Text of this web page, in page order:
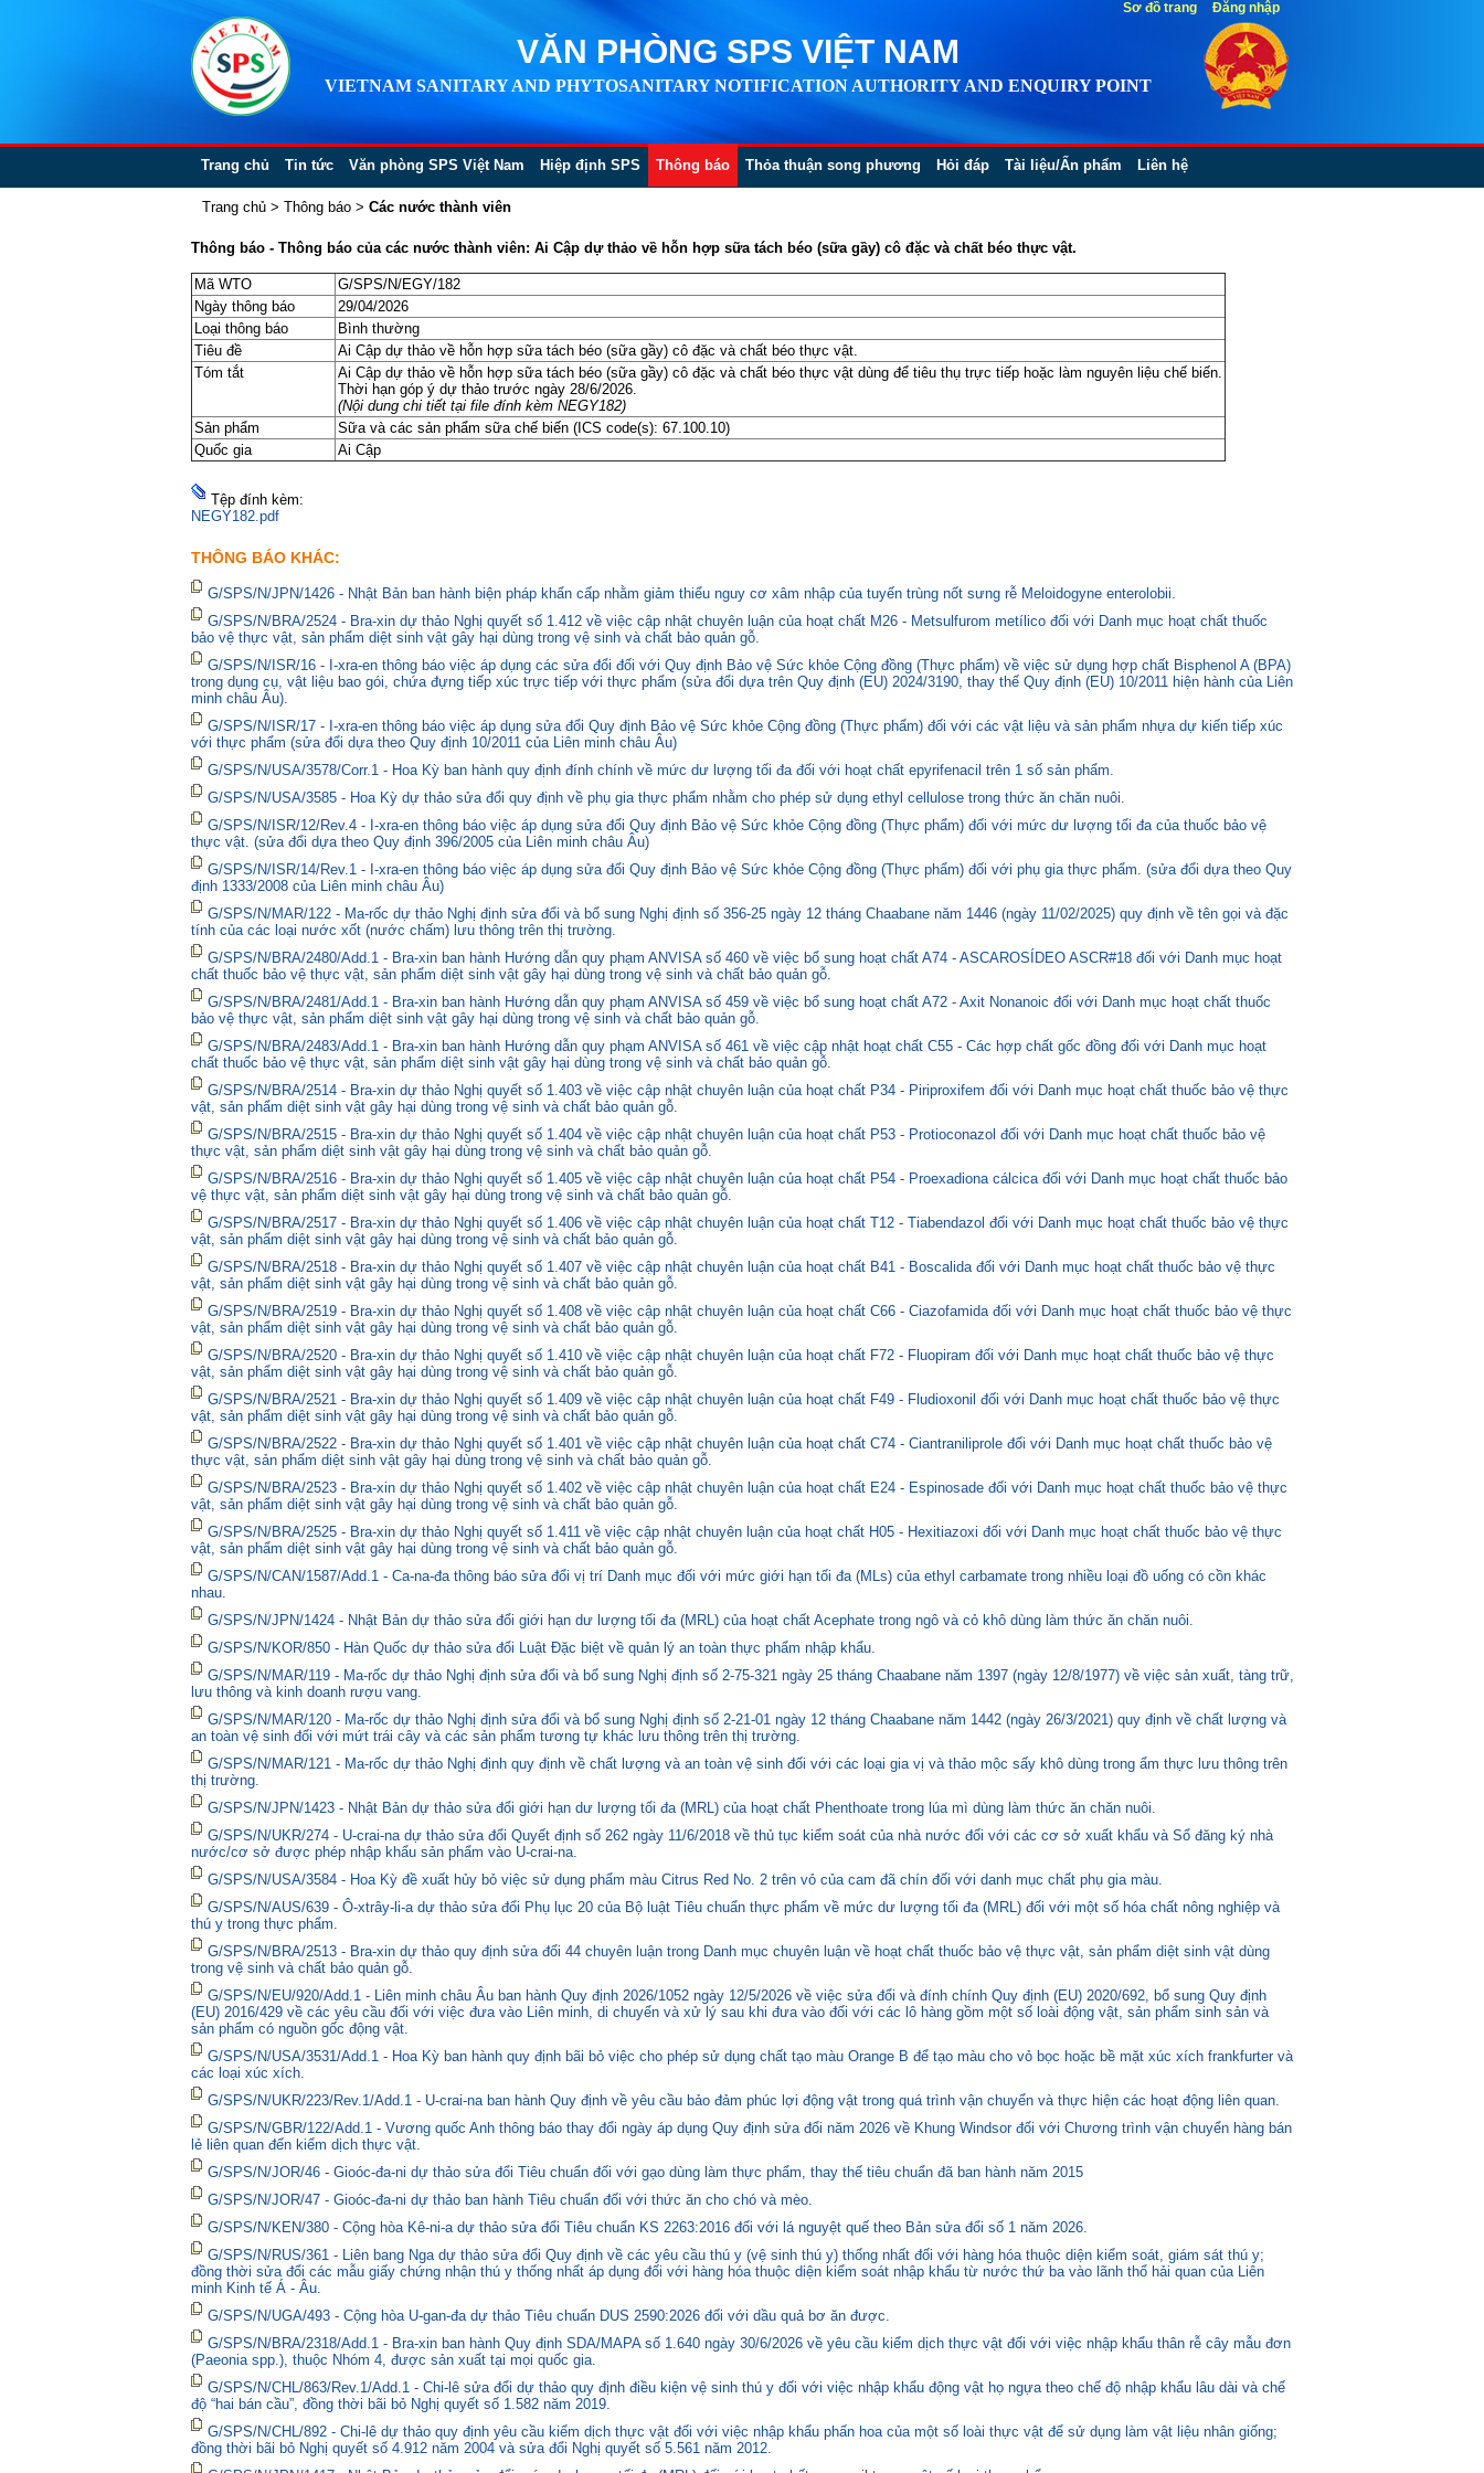
VĂN PHÒNG SPS VIỆT NAM
VIETNAM SANITARY AND PHYTOSANITARY NOTIFICATION AUTHORITY AND ENQUIRY POINT
Trang chủ Tin tức Văn phòng SPS Việt Nam Hiệp định SPS Thông báo Thỏa thuận song phương Hỏi đáp Tài liệu/Ấn phẩm Liên hệ
Trang chủ> Thông báo> Các nước thành viên
Thông báo - Thông báo của các nước thành viên: Ai Cập dự thảo về hỗn hợp sữa tách béo (sữa gầy) cô đặc và chất béo thực vật.
Mã WTO
G/SPS/N/EGY/182
Ngày thông báo
29/04/2026
Loại thông báo
Bình thường
Tiêu đề
Ai Cập dự thảo về hỗn hợp sữa tách béo (sữa gầy) cô đặc và chất béo thực vật.
Tóm tắt
Ai Cập dự thảo về hỗn hợp sữa tách béo (sữa gầy) cô đặc và chất béo thực vật dùng để tiêu thụ trực tiếp hoặc làm nguyên liệu chế biến.
Thời hạn góp ý dự thảo trước ngày 28/6/2026.
(Nội dung chi tiết tại file đính kèm NEGY182)
Sản phẩm
Sữa và các sản phẩm sữa chế biến (ICS code(s): 67.100.10)
Quốc gia
Ai Cập
Tệp đính kèm:
NEGY182.pdf
THÔNG BÁO KHÁC:
G/SPS/N/JPN/1426 - Nhật Bản ban hành biện pháp khẩn cấp nhằm giảm thiểu nguy cơ xâm nhập của tuyến trùng nốt sưng rễ Meloidogyne enterolobii.
G/SPS/N/BRA/2524 - Bra-xin dự thảo Nghị quyết số 1.412 về việc cập nhật chuyên luận của hoạt chất M26 - Metsulfurom metílico đối với Danh mục hoạt chất thuốc
bảo vệ thực vật, sản phẩm diệt sinh vật gây hại dùng trong vệ sinh và chất bảo quản gỗ.
G/SPS/N/ISR/16 - I-xra-en thông báo việc áp dụng các sửa đổi đối với Quy định Bảo vệ Sức khỏe Cộng đồng (Thực phẩm) về việc sử dụng hợp chất Bisphenol A (BPA)
trong dụng cụ, vật liệu bao gói, chứa đựng tiếp xúc trực tiếp với thực phẩm (sửa đổi dựa trên Quy định (EU) 2024/3190, thay thế Quy định (EU) 10/2011 hiện hành của Liên
minh châu Âu).
G/SPS/N/ISR/17 - I-xra-en thông báo việc áp dụng sửa đổi Quy định Bảo vệ Sức khỏe Cộng đồng (Thực phẩm) đối với các vật liệu và sản phẩm nhựa dự kiến tiếp xúc
với thực phẩm (sửa đổi dựa theo Quy định 10/2011 của Liên minh châu Âu)
G/SPS/N/USA/3578/Corr.1 - Hoa Kỳ ban hành quy định đính chính về mức dư lượng tối đa đối với hoạt chất epyrifenacil trên 1 số sản phẩm.
G/SPS/N/USA/3585 - Hoa Kỳ dự thảo sửa đổi quy định về phụ gia thực phẩm nhằm cho phép sử dụng ethyl cellulose trong thức ăn chăn nuôi.
G/SPS/N/ISR/12/Rev.4 - I-xra-en thông báo việc áp dụng sửa đổi Quy định Bảo vệ Sức khỏe Cộng đồng (Thực phẩm) đối với mức dư lượng tối đa của thuốc bảo vệ
thực vật. (sửa đổi dựa theo Quy định 396/2005 của Liên minh châu Âu)
G/SPS/N/ISR/14/Rev.1 - I-xra-en thông báo việc áp dụng sửa đổi Quy định Bảo vệ Sức khỏe Cộng đồng (Thực phẩm) đối với phụ gia thực phẩm. (sửa đổi dựa theo Quy
định 1333/2008 của Liên minh châu Âu)
G/SPS/N/MAR/122 - Ma-rốc dự thảo Nghị định sửa đổi và bổ sung Nghị định số 356-25 ngày 12 tháng Chaabane năm 1446 (ngày 11/02/2025) quy định về tên gọi và đặc
tính của các loại nước xốt (nước chấm) lưu thông trên thị trường.
G/SPS/N/BRA/2480/Add.1 - Bra-xin ban hành Hướng dẫn quy phạm ANVISA số 460 về việc bổ sung hoạt chất A74 - ASCAROSÍDEO ASCR#18 đối với Danh mục hoạt
chất thuốc bảo vệ thực vật, sản phẩm diệt sinh vật gây hại dùng trong vệ sinh và chất bảo quản gỗ.
G/SPS/N/BRA/2481/Add.1 - Bra-xin ban hành Hướng dẫn quy phạm ANVISA số 459 về việc bổ sung hoạt chất A72 - Axit Nonanoic đối với Danh mục hoạt chất thuốc
bảo vệ thực vật, sản phẩm diệt sinh vật gây hại dùng trong vệ sinh và chất bảo quản gỗ.
G/SPS/N/BRA/2483/Add.1 - Bra-xin ban hành Hướng dẫn quy phạm ANVISA số 461 về việc cập nhật hoạt chất C55 - Các hợp chất gốc đồng đối với Danh mục hoạt
chất thuốc bảo vệ thực vật, sản phẩm diệt sinh vật gây hại dùng trong vệ sinh và chất bảo quản gỗ.
G/SPS/N/BRA/2514 - Bra-xin dự thảo Nghị quyết số 1.403 về việc cập nhật chuyên luận của hoạt chất P34 - Piriproxifem đối với Danh mục hoạt chất thuốc bảo vệ thực
vật, sản phẩm diệt sinh vật gây hại dùng trong vệ sinh và chất bảo quản gỗ.
G/SPS/N/BRA/2515 - Bra-xin dự thảo Nghị quyết số 1.404 về việc cập nhật chuyên luận của hoạt chất P53 - Protioconazol đối với Danh mục hoạt chất thuốc bảo vệ
thực vật, sản phẩm diệt sinh vật gây hại dùng trong vệ sinh và chất bảo quản gỗ.
G/SPS/N/BRA/2516 - Bra-xin dự thảo Nghị quyết số 1.405 về việc cập nhật chuyên luận của hoạt chất P54 - Proexadiona cálcica đối với Danh mục hoạt chất thuốc bảo
vệ thực vật, sản phẩm diệt sinh vật gây hại dùng trong vệ sinh và chất bảo quản gỗ.
G/SPS/N/BRA/2517 - Bra-xin dự thảo Nghị quyết số 1.406 về việc cập nhật chuyên luận của hoạt chất T12 - Tiabendazol đối với Danh mục hoạt chất thuốc bảo vệ thực
vật, sản phẩm diệt sinh vật gây hại dùng trong vệ sinh và chất bảo quản gỗ.
G/SPS/N/BRA/2518 - Bra-xin dự thảo Nghị quyết số 1.407 về việc cập nhật chuyên luận của hoạt chất B41 - Boscalida đối với Danh mục hoạt chất thuốc bảo vệ thực
vật, sản phẩm diệt sinh vật gây hại dùng trong vệ sinh và chất bảo quản gỗ.
G/SPS/N/BRA/2519 - Bra-xin dự thảo Nghị quyết số 1.408 về việc cập nhật chuyên luận của hoạt chất C66 - Ciazofamida đối với Danh mục hoạt chất thuốc bảo vệ thực
vật, sản phẩm diệt sinh vật gây hại dùng trong vệ sinh và chất bảo quản gỗ.
G/SPS/N/BRA/2520 - Bra-xin dự thảo Nghị quyết số 1.410 về việc cập nhật chuyên luận của hoạt chất F72 - Fluopiram đối với Danh mục hoạt chất thuốc bảo vệ thực
vật, sản phẩm diệt sinh vật gây hại dùng trong vệ sinh và chất bảo quản gỗ.
G/SPS/N/BRA/2521 - Bra-xin dự thảo Nghị quyết số 1.409 về việc cập nhật chuyên luận của hoạt chất F49 - Fludioxonil đối với Danh mục hoạt chất thuốc bảo vệ thực
vật, sản phẩm diệt sinh vật gây hại dùng trong vệ sinh và chất bảo quản gỗ.
G/SPS/N/BRA/2522 - Bra-xin dự thảo Nghị quyết số 1.401 về việc cập nhật chuyên luận của hoạt chất C74 - Ciantraniliprole đối với Danh mục hoạt chất thuốc bảo vệ
thực vật, sản phẩm diệt sinh vật gây hại dùng trong vệ sinh và chất bảo quản gỗ.
G/SPS/N/BRA/2523 - Bra-xin dự thảo Nghị quyết số 1.402 về việc cập nhật chuyên luận của hoạt chất E24 - Espinosade đối với Danh mục hoạt chất thuốc bảo vệ thực
vật, sản phẩm diệt sinh vật gây hại dùng trong vệ sinh và chất bảo quản gỗ.
G/SPS/N/BRA/2525 - Bra-xin dự thảo Nghị quyết số 1.411 về việc cập nhật chuyên luận của hoạt chất H05 - Hexitiazoxi đối với Danh mục hoạt chất thuốc bảo vệ thực
vật, sản phẩm diệt sinh vật gây hại dùng trong vệ sinh và chất bảo quản gỗ.
G/SPS/N/CAN/1587/Add.1 - Ca-na-đa thông báo sửa đổi vị trí Danh mục đối với mức giới hạn tối đa (MLs) của ethyl carbamate trong nhiều loại đồ uống có cồn khác
nhau.
G/SPS/N/JPN/1424 - Nhật Bản dự thảo sửa đổi giới hạn dư lượng tối đa (MRL) của hoạt chất Acephate trong ngô và cỏ khô dùng làm thức ăn chăn nuôi.
G/SPS/N/KOR/850 - Hàn Quốc dự thảo sửa đổi Luật Đặc biệt về quản lý an toàn thực phẩm nhập khẩu.
G/SPS/N/MAR/119 - Ma-rốc dự thảo Nghị định sửa đổi và bổ sung Nghị định số 2-75-321 ngày 25 tháng Chaabane năm 1397 (ngày 12/8/1977) về việc sản xuất, tàng trữ,
lưu thông và kinh doanh rượu vang.
G/SPS/N/MAR/120 - Ma-rốc dự thảo Nghị định sửa đổi và bổ sung Nghị định số 2-21-01 ngày 12 tháng Chaabane năm 1442 (ngày 26/3/2021) quy định về chất lượng và
an toàn vệ sinh đối với mứt trái cây và các sản phẩm tương tự khác lưu thông trên thị trường.
G/SPS/N/MAR/121 - Ma-rốc dự thảo Nghị định quy định về chất lượng và an toàn vệ sinh đối với các loại gia vị và thảo mộc sấy khô dùng trong ẩm thực lưu thông trên
thị trường.
G/SPS/N/JPN/1423 - Nhật Bản dự thảo sửa đổi giới hạn dư lượng tối đa (MRL) của hoạt chất Phenthoate trong lúa mì dùng làm thức ăn chăn nuôi.
G/SPS/N/UKR/274 - U-crai-na dự thảo sửa đổi Quyết định số 262 ngày 11/6/2018 về thủ tục kiểm soát của nhà nước đối với các cơ sở xuất khẩu và Sổ đăng ký nhà
nước/cơ sở được phép nhập khẩu sản phẩm vào U-crai-na.
G/SPS/N/USA/3584 - Hoa Kỳ đề xuất hủy bỏ việc sử dụng phẩm màu Citrus Red No. 2 trên vỏ của cam đã chín đối với danh mục chất phụ gia màu.
G/SPS/N/AUS/639 - Ô-xtrây-li-a dự thảo sửa đổi Phụ lục 20 của Bộ luật Tiêu chuẩn thực phẩm về mức dư lượng tối đa (MRL) đối với một số hóa chất nông nghiệp và
thú y trong thực phẩm.
G/SPS/N/BRA/2513 - Bra-xin dự thảo quy định sửa đổi 44 chuyên luận trong Danh mục chuyên luận về hoạt chất thuốc bảo vệ thực vật, sản phẩm diệt sinh vật dùng
trong vệ sinh và chất bảo quản gỗ.
G/SPS/N/EU/920/Add.1 - Liên minh châu Âu ban hành Quy định 2026/1052 ngày 12/5/2026 về việc sửa đổi và đính chính Quy định (EU) 2020/692, bổ sung Quy định
(EU) 2016/429 về các yêu cầu đối với việc đưa vào Liên minh, di chuyển và xử lý sau khi đưa vào đối với các lô hàng gồm một số loài động vật, sản phẩm sinh sản và
sản phẩm có nguồn gốc động vật.
G/SPS/N/USA/3531/Add.1 - Hoa Kỳ ban hành quy định bãi bỏ việc cho phép sử dụng chất tạo màu Orange B để tạo màu cho vỏ bọc hoặc bề mặt xúc xích frankfurter và
các loại xúc xích.
G/SPS/N/UKR/223/Rev.1/Add.1 - U-crai-na ban hành Quy định về yêu cầu bảo đảm phúc lợi động vật trong quá trình vận chuyển và thực hiện các hoạt động liên quan.
G/SPS/N/GBR/122/Add.1 - Vương quốc Anh thông báo thay đổi ngày áp dụng Quy định sửa đổi năm 2026 về Khung Windsor đối với Chương trình vận chuyển hàng bán
lẻ liên quan đến kiểm dịch thực vật.
G/SPS/N/JOR/46 - Gioóc-đa-ni dự thảo sửa đổi Tiêu chuẩn đối với gạo dùng làm thực phẩm, thay thế tiêu chuẩn đã ban hành năm 2015
G/SPS/N/JOR/47 - Gioóc-đa-ni dự thảo ban hành Tiêu chuẩn đối với thức ăn cho chó và mèo.
G/SPS/N/KEN/380 - Cộng hòa Kê-ni-a dự thảo sửa đổi Tiêu chuẩn KS 2263:2016 đối với lá nguyệt quế theo Bản sửa đổi số 1 năm 2026.
G/SPS/N/RUS/361 - Liên bang Nga dự thảo sửa đổi Quy định về các yêu cầu thú y (vệ sinh thú y) thống nhất đối với hàng hóa thuộc diện kiểm soát, giám sát thú y;
đồng thời sửa đổi các mẫu giấy chứng nhận thú y thống nhất áp dụng đối với hàng hóa thuộc diện kiểm soát nhập khẩu từ nước thứ ba vào lãnh thổ hải quan của Liên
minh Kinh tế Á - Âu.
G/SPS/N/UGA/493 - Cộng hòa U-gan-đa dự thảo Tiêu chuẩn DUS 2590:2026 đối với dầu quả bơ ăn được.
G/SPS/N/BRA/2318/Add.1 - Bra-xin ban hành Quy định SDA/MAPA số 1.640 ngày 30/6/2026 về yêu cầu kiểm dịch thực vật đối với việc nhập khẩu thân rễ cây mẫu đơn
(Paeonia spp.), thuộc Nhóm 4, được sản xuất tại mọi quốc gia.
G/SPS/N/CHL/863/Rev.1/Add.1 - Chi-lê sửa đổi dự thảo quy định điều kiện vệ sinh thú y đối với việc nhập khẩu động vật họ ngựa theo chế độ nhập khẩu lâu dài và chế
độ “hai bán cầu”, đồng thời bãi bỏ Nghị quyết số 1.582 năm 2019.
G/SPS/N/CHL/892 - Chi-lê dự thảo quy định yêu cầu kiểm dịch thực vật đối với việc nhập khẩu phấn hoa của một số loài thực vật để sử dụng làm vật liệu nhân giống;
đồng thời bãi bỏ Nghị quyết số 4.912 năm 2004 và sửa đổi Nghị quyết số 5.561 năm 2012.
Sơ đồ trang Đăng nhập